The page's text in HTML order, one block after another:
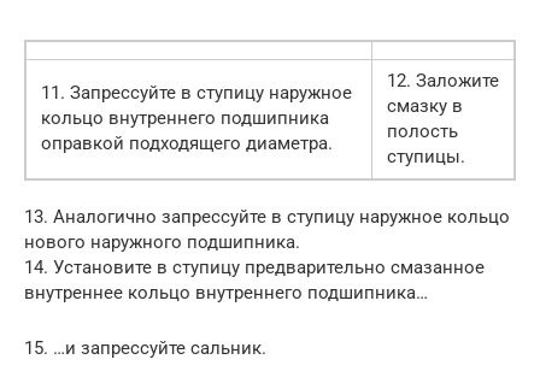
11. Запрессуйте в ступицу наружное
кольцо внутреннего подшипника
оправкой подходящего диаметра.
12. Заложите
смазку в
полость
ступицы.
13. Аналогично запрессуйте в ступицу наружное кольцо
нового наружного подшипника.
14. Установите в ступицу предварительно смазанное
внутреннее кольцо внутреннего подшипника…
15. …и запрессуйте сальник.